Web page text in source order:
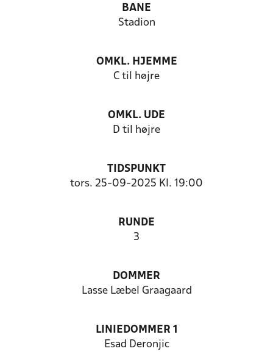
BANE
Stadion
OMKL. HJEMME
C til højre
OMKL. UDE
D til højre
TIDSPUNKT
tors. 25-09-2025 Kl. 19:00
RUNDE
3
DOMMER
Lasse Læbel Graagaard
LINIEDOMMER 1
Esad Deronjic